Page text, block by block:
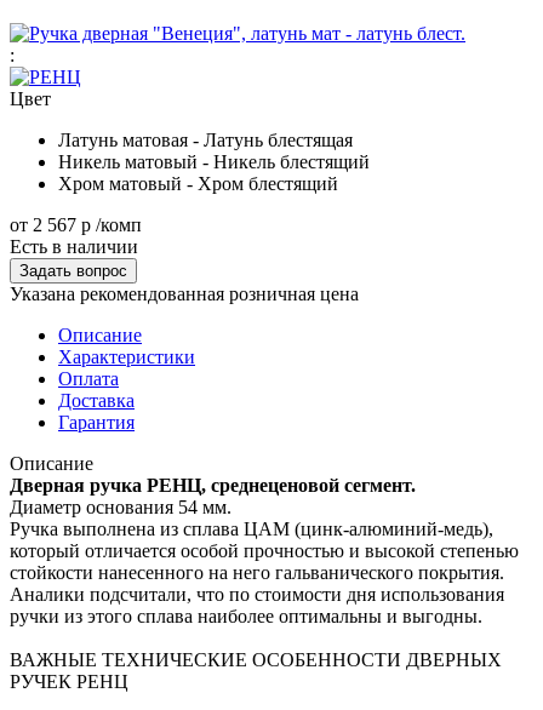
:
Цвет
Латунь матовая - Латунь блестящая
Никель матовый - Никель блестящий
Хром матовый - Хром блестящий
от 2 567 р /комп
Есть в наличии
Задать вопрос
Указана рекомендованная розничная цена
Описание
Характеристики
Оплата
Доставка
Гарантия
Описание
Дверная ручка РЕНЦ, среднеценовой сегмент.
Диаметр основания 54 мм.
Ручка выполнена из сплава ЦАМ (цинк-алюминий-медь),
который отличается особой прочностью и высокой степенью
стойкости нанесенного на него гальванического покрытия.
Аналики подсчитали, что по стоимости дня использования
ручки из этого сплава наиболее оптимальны и выгодны.
ВАЖНЫЕ ТЕХНИЧЕСКИЕ ОСОБЕННОСТИ ДВЕРНЫХ
РУЧЕК РЕНЦ